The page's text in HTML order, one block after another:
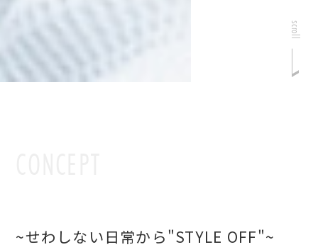
scroll
~せわしない日常から"STYLE OFF"~